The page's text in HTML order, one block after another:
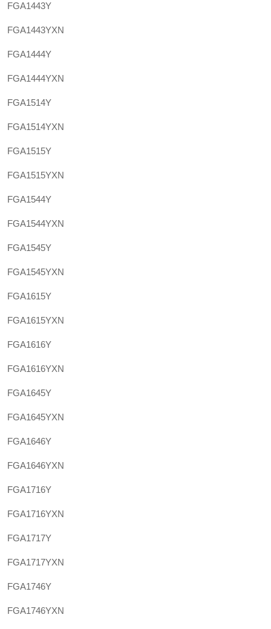
FGA1443Y
FGA1443YXN
FGA1444Y
FGA1444YXN
FGA1514Y
FGA1514YXN
FGA1515Y
FGA1515YXN
FGA1544Y
FGA1544YXN
FGA1545Y
FGA1545YXN
FGA1615Y
FGA1615YXN
FGA1616Y
FGA1616YXN
FGA1645Y
FGA1645YXN
FGA1646Y
FGA1646YXN
FGA1716Y
FGA1716YXN
FGA1717Y
FGA1717YXN
FGA1746Y
FGA1746YXN